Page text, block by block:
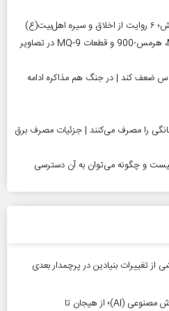
قاب تازه از شکار پهپادها؛ MQ-1C، هرمس-900 و قطعات MQ-9 در تصاویر
ضعف کند | در جنگ هم مذاکره ادامه
درصد برق خانگی را مصرف می‌کنند | جزئیات مصرف برق
و چگونه می‌توان به آن دسترسی
از تغییرات بنیادین در پرچمدار بعدی
رشد خیره‌کننده بازار توکن‌های هوش مصنوعی (AI)؛ از هیجان تا